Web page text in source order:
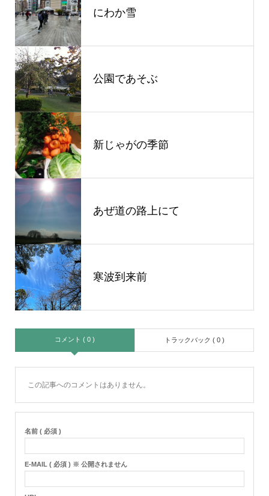
にわか雪
公園であそぶ
新じゃがの季節
あぜ道の路上にて
寒波到来前
コメント ( 0 ) トラックバック ( 0 )
この記事へのコメントはありません。
名前 ( 必須 )
E-MAIL ( 必須 ) ※ 公開されません